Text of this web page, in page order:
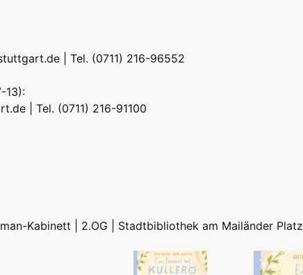
| Tel. (0711) 216-96552
13):
| Tel. (0711) 216-91100
Kabinett | 2.OG | Stadtbibliothek am Mailänder Platz